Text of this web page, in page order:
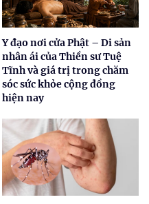
Y đạo nơi cửa Phật – Di sản
nhân ái của Thiền sư Tuệ
Tĩnh và giá trị trong chăm
sóc sức khỏe cộng đồng
hiện nay